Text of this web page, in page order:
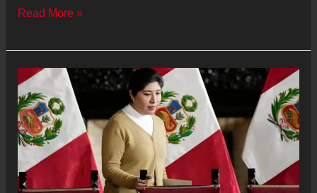
El
embajador
argentino
ante
la
UE
lleva
a
Read More »